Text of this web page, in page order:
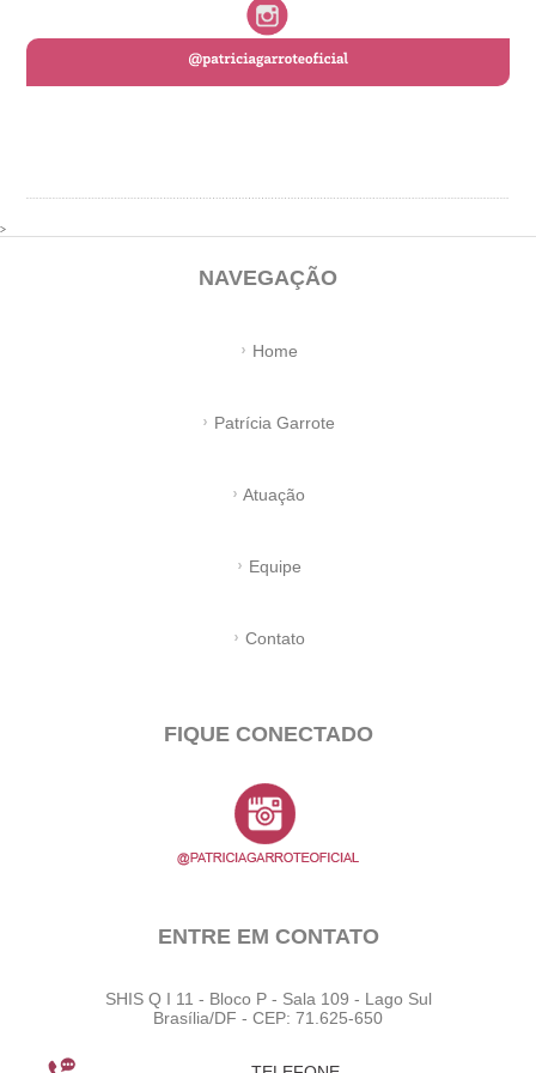
>
NAVEGAÇÃO
Home
Patrícia Garrote
Atuação
Equipe
Contato
FIQUE CONECTADO
ENTRE EM CONTATO
SHIS Q I 11 - Bloco P - Sala 109 - Lago Sul
Brasília/DF - CEP: 71.625-650